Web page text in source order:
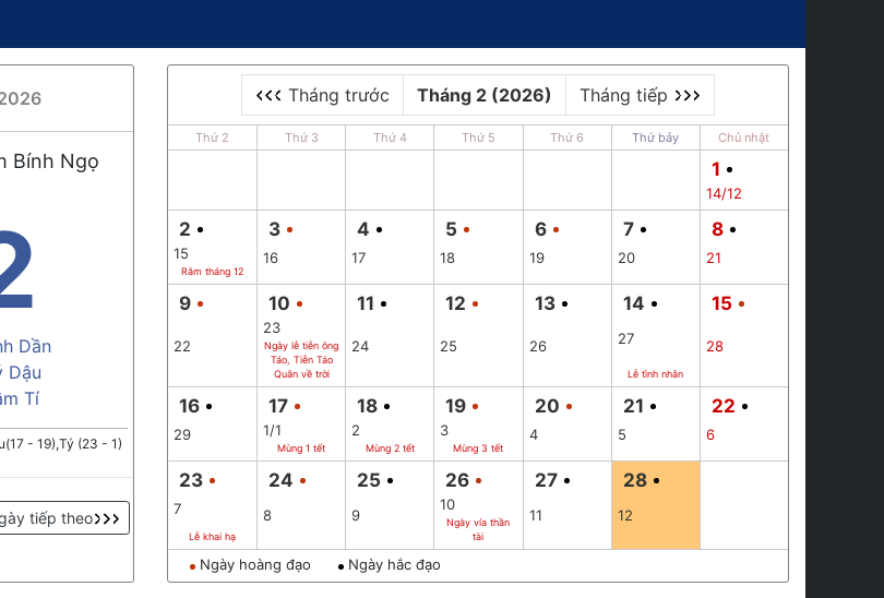
Bính Ngọ
Dần
Dậu
Tí
- 19),Tý (23 - 1)
tiếp theo
Tháng trước Tháng 2 (2026) Tháng tiếp
Thứ 2 Thứ 3 Thứ 4 Thứ 5 Thứ 6 Thứ bảy Chủ nhật
1
14/12
2
15
Rằm tháng 12
3
16
4
17
5
18
6
19
7
20
8
21
9
22
10
23
Ngày lễ tiễn ông
Táo, Tiễn Táo
Quân về trời
11
24
12
25
13
26
14
27
Lễ tình nhân
15
28
16
29
17
1/1
Mùng 1 tết
18
2
Mùng 2 tết
19
3
Mùng 3 tết
20
4
21
5
22
6
23
7
Lễ khai hạ
24
8
25
9
26
10
Ngày vía thần
tài
27
11
28
12
Ngày hoàng đạo Ngày hắc đạo